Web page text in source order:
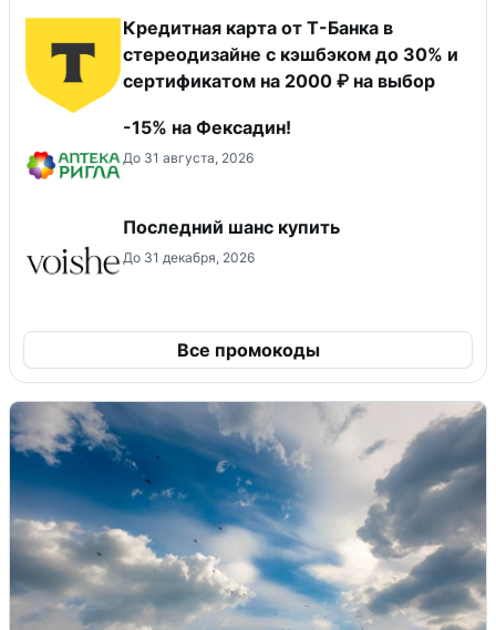
Кредитная карта от Т-Банка в
стереодизайне с кэшбэком до 30% и
сертификатом на 2000 ₽ на выбор
-15% на Фексадин!
До 31 августа, 2026
Последний шанс купить
До 31 декабря, 2026
Все промокоды